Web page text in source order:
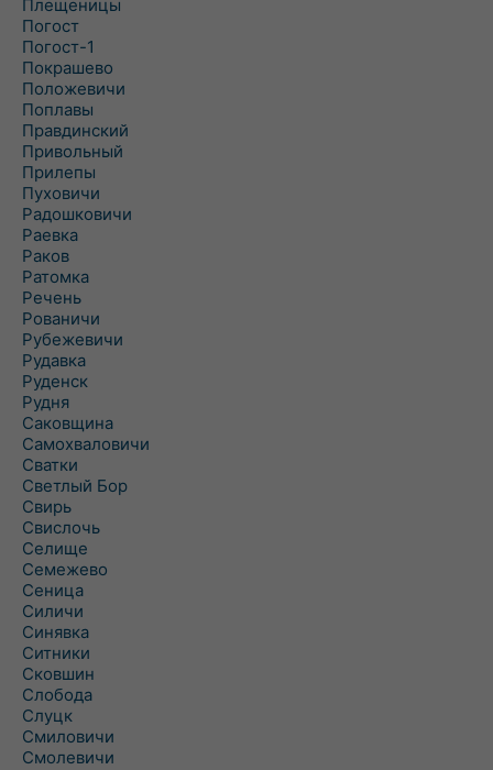
Плещеницы
Погост
Погост-1
Покрашево
Положевичи
Поплавы
Правдинский
Привольный
Прилепы
Пуховичи
Радошковичи
Раевка
Раков
Ратомка
Речень
Рованичи
Рубежевичи
Рудавка
Руденск
Рудня
Саковщина
Самохваловичи
Сватки
Светлый Бор
Свирь
Свислочь
Селище
Семежево
Сеница
Силичи
Синявка
Ситники
Сковшин
Слобода
Слуцк
Смиловичи
Смолевичи